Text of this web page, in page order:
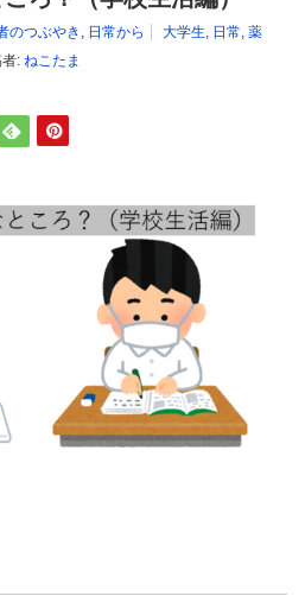
のつぶやき , 日常から 大学生, 日常, 薬
: ねこたま